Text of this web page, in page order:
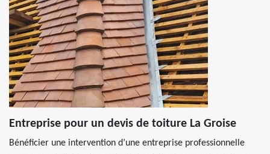
Entreprise pour un devis de toiture La Groise
Bénéficier une intervention d’une entreprise professionnelle